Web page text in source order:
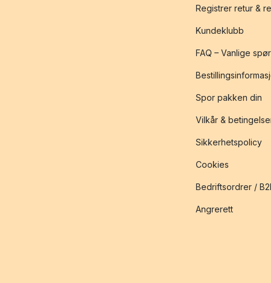
Registrer retur &
Kundeklubb
FAQ – Vanlige
Spor pakken din
Vilkår &
Sikkerhetspolicy
Cookies
Bedriftsordrer /
Angrerett